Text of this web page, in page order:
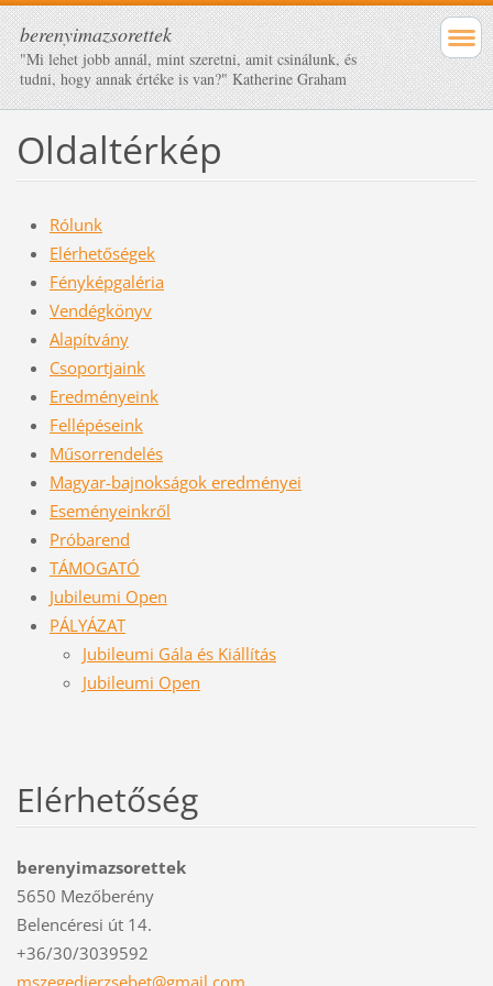
berenyimazsorettek
"Mi lehet jobb annál, mint szeretni, amit csinálunk, és
tudni, hogy annak értéke is van?" Katherine Graham
Oldaltérkép
Rólunk
Elérhetőségek
Fényképgaléria
Vendégkönyv
Alapítvány
Csoportjaink
Eredményeink
Fellépéseink
Műsorrendelés
Magyar-bajnokságok eredményei
Eseményeinkről
Próbarend
TÁMOGATÓ
Jubileumi Open
PÁLYÁZAT
Jubileumi Gála és Kiállítás
Jubileumi Open
Elérhetőség
berenyimazsorettek
5650 Mezőberény
Belencéresi út 14.
+36/30/3039592
mszegedierzsebet@gmail.com